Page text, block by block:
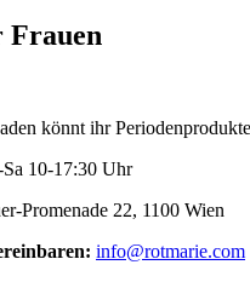
Frauen
könnt ihr
10-17:30 Uhr
Promenade 22, 1100 Wien
info@rotmarie.com